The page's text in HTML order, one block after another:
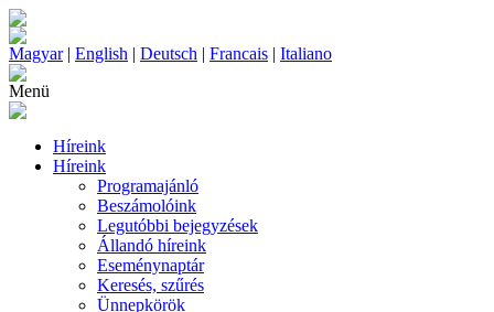
Magyar| English | Deutsch | Francais | Italiano
Menü
Híreink
Híreink
Programajánló
Beszámolóink
Legutóbbi bejegyzések
Állandó híreink
Eseménynaptár
Keresés, szűrés
Ünnepkörök